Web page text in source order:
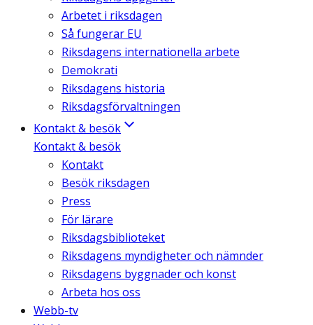
Arbetet i riksdagen
Så fungerar EU
Riksdagens internationella arbete
Demokrati
Riksdagens historia
Riksdagsförvaltningen
Kontakt & besök
Kontakt & besök
Kontakt
Besök riksdagen
Press
För lärare
Riksdagsbiblioteket
Riksdagens myndigheter och nämnder
Riksdagens byggnader och konst
Arbeta hos oss
Webb-tv